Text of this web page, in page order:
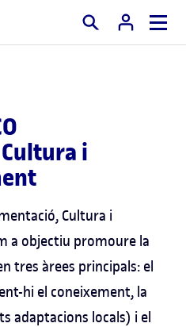
Cercar
i
Cultura i
a objectiu promoure la
tres àrees principals: el
hi el coneixement, la
adaptacions locals) i el